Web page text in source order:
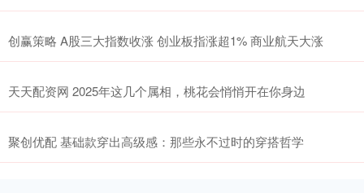
创赢策略 A股三大指数收涨 创业板指涨超1% 商业航天大涨
天天配资网 2025年这几个属相，桃花会悄悄开在你身边
聚创优配 基础款穿出高级感：那些永不过时的穿搭哲学